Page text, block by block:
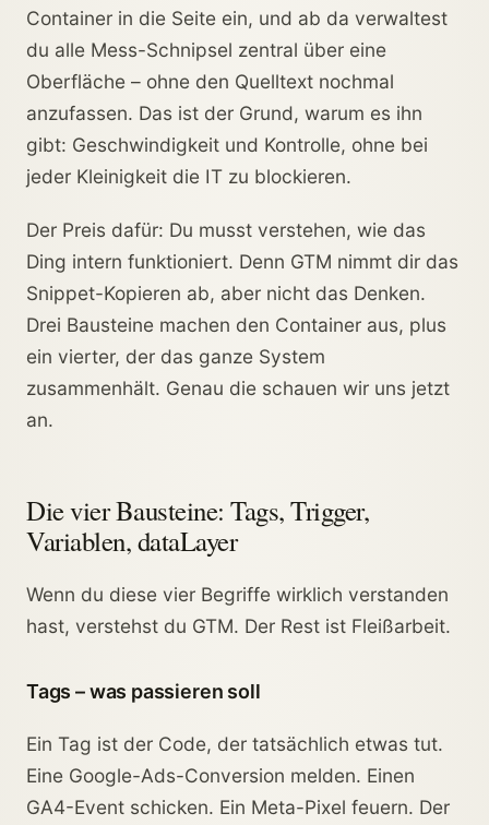
Container in die Seite ein, und ab da verwaltest
du alle Mess-Schnipsel zentral über eine
Oberfläche – ohne den Quelltext nochmal
anzufassen. Das ist der Grund, warum es ihn
gibt: Geschwindigkeit und Kontrolle, ohne bei
jeder Kleinigkeit die IT zu blockieren.
Der Preis dafür: Du musst verstehen, wie das
Ding intern funktioniert. Denn GTM nimmt dir das
Snippet-Kopieren ab, aber nicht das Denken.
Drei Bausteine machen den Container aus, plus
ein vierter, der das ganze System
zusammenhält. Genau die schauen wir uns jetzt
an.
Die vier Bausteine: Tags, Trigger,
Variablen, dataLayer
Wenn du diese vier Begriffe wirklich verstanden
hast, verstehst du GTM. Der Rest ist Fleißarbeit.
Tags – was passieren soll
Ein Tag ist der Code, der tatsächlich etwas tut.
Eine Google-Ads-Conversion melden. Einen
GA4-Event schicken. Ein Meta-Pixel feuern. Der